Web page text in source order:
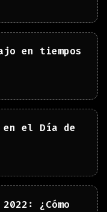
en tiempos
el Día de
¿Cómo